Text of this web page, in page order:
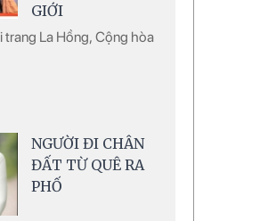
GIỚI
trang La Hồng, Cộng hòa
NGƯỜI ĐI CHÂN
ĐẤT TỪ QUÊ RA
PHỐ